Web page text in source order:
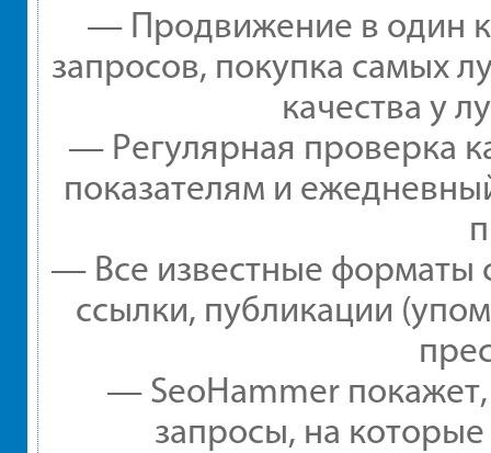
— Продвижение в один
запросов, покупка самых
качества у
— Регулярная проверка
показателям и
— Все известные форматы
ссылки, публикации
— SeoHammer покажет,
запросы, на